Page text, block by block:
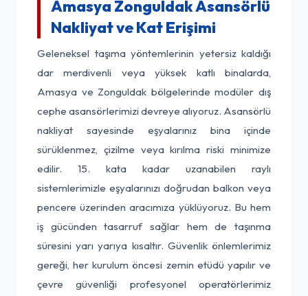
Amasya Zonguldak Asansörlü
Nakliyat ve Kat Erişimi
Geleneksel taşıma yöntemlerinin yetersiz kaldığı
dar merdivenli veya yüksek katlı binalarda,
Amasya ve Zonguldak bölgelerinde modüler dış
cephe asansörlerimizi devreye alıyoruz. Asansörlü
nakliyat sayesinde eşyalarınız bina içinde
sürüklenmez, çizilme veya kırılma riski minimize
edilir. 15. kata kadar uzanabilen raylı
sistemlerimizle eşyalarınızı doğrudan balkon veya
pencere üzerinden aracımıza yüklüyoruz. Bu hem
iş gücünden tasarruf sağlar hem de taşınma
süresini yarı yarıya kısaltır. Güvenlik önlemlerimiz
gereği, her kurulum öncesi zemin etüdü yapılır ve
çevre güvenliği profesyonel operatörlerimiz